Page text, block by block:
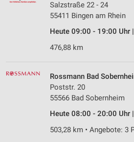
Salzstraße 22 - 24
55411 Bingen am Rhein
Heute 09:00 - 19:00 Uhr |
476,88 km
Rossmann Bad
Poststr. 20
55566 Bad Sobernheim
Heute 08:00 - 20:00 Uhr |
503,28 km • Angebote: 3